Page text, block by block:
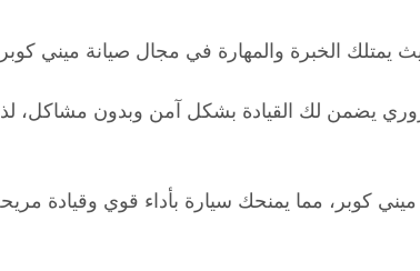
الخبرة والمهارة في مجال صيانة ميني
يضمن لك القيادة بشكل آمن وبدون مشاكل،
كوبر، مما يمنحك سيارة بأداء قوي وقيادة